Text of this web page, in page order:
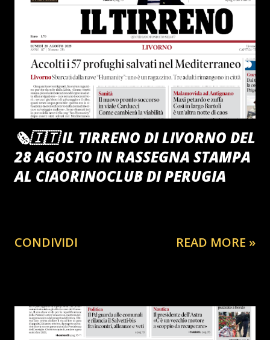
🗞️🇮🇹 IL TIRRENO DI LIVORNO DEL
28 AGOSTO IN RASSEGNA STAMPA
AL CIAORINOCLUB DI PERUGIA
CONDIVIDI READ MORE »